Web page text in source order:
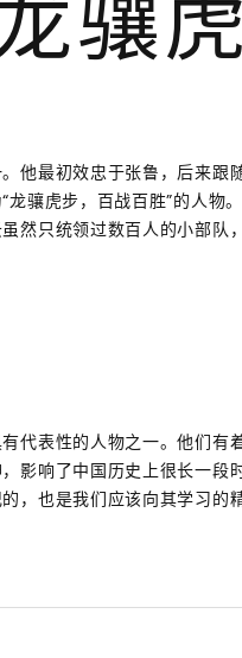
骧
他最初效忠于张鲁，后来跟
骧虎步，百战百胜”的人物
然只统领过数百人的小部队
代表性的人物之一。他们有
影响了中国历史上很长一段
，也是我们应该向其学习的精